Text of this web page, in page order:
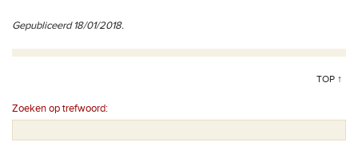
Gepubliceerd 18/01/2018.
TOP ↑
Zoeken op trefwoord: